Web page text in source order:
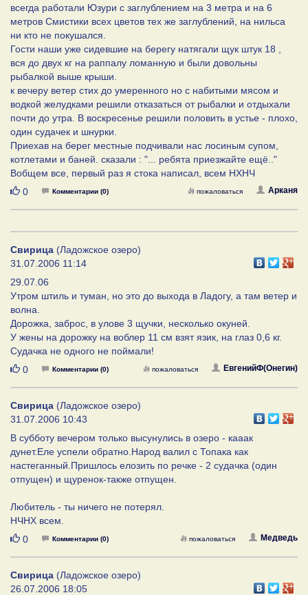
всегда работали Юзури с заглублением на 3 метра и на 6
метров Смистики всех цветов тех же заглублений, на нильса
ни кто не покушался.
Гости наши уже сидевшие на берегу натягали щук штук 18 ,
вся до двух кг на раппалу ломанную и были довольны
рыбалкой выше крыши.
к вечеру ветер стих до умеренного но с набитыми мясом и
водкой желудками решили отказаться от рыбалки и отдыхали
почти до утра. В воскресенье решили половить в устье - плохо,
один судачек и шнурки.
Приехав на берег местные подчивали нас лосиным супом,
котлетами и баней. сказали : "... ребята приезжайте ещё.."
Вобщем все, первый раз я стока написал, всем НХНЧ
Нравится
0 Комментарии (0) Арканя
пожаловаться
Свирица (Ладожское озеро)
31.07.2006 11:14
29.07.06
Утром штиль и туман, но это до выхода в Ладогу, а там ветер и
волна.
Дорожка, заброс, в улове 3 щучки, несколько окуней.
У жены на дорожку на воблер 11 см взят язик, на глаз 0,6 кг.
Судачка не одного не поймали!
Нравится
0 Комментарии (0) ЕвгенийФ(Онегин)
пожаловаться
Свирица (Ладожское озеро)
31.07.2006 10:43
В субботу вечером только высунулись в озеро - кааак
дунет.Еле успели обратно.Народ валил с Топака как
настеганный.Пришлось елозить по речке - 2 судачка (один
отпущен) и щуренок-также отпущен.
Любитель - ты ничего не потерял.
НЧНХ всем.
Нравится
0 Комментарии (0) Медведь
пожаловаться
Свирица (Ладожское озеро)
26.07.2006 18:05